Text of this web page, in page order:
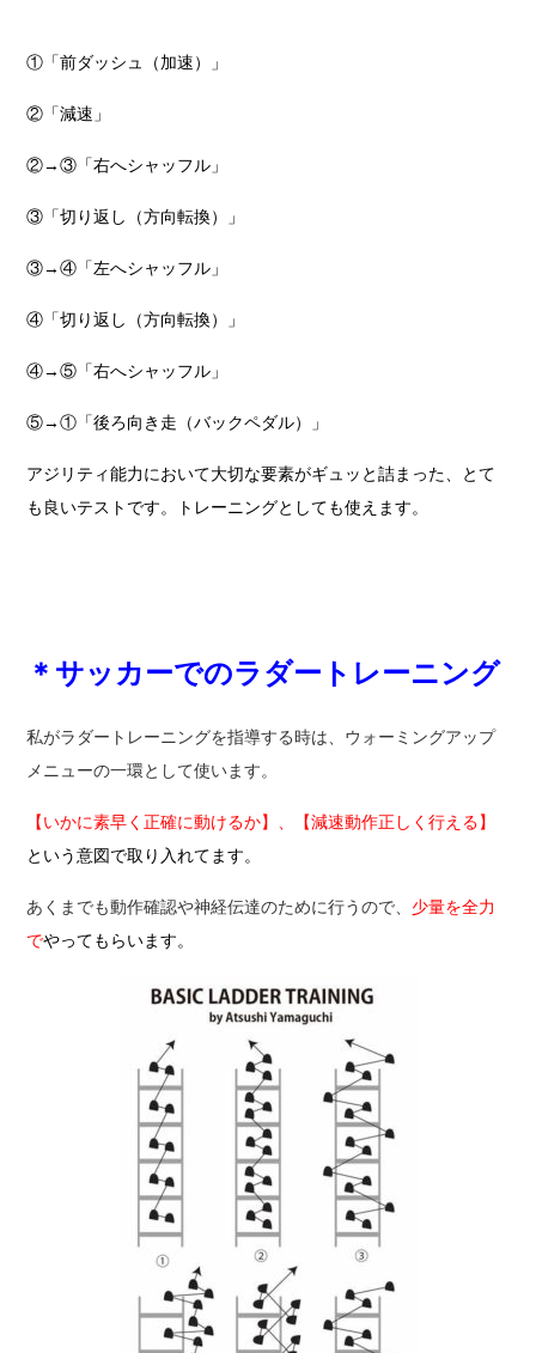
①「前ダッシュ（加速）」
②「減速」
②→③「右へシャッフル」
③「切り返し（方向転換）」
③→④「左へシャッフル」
④「切り返し（方向転換）」
④→⑤「右へシャッフル」
⑤→①「後ろ向き走（バックペダル）」
アジリティ能力において大切な要素がギュッと詰まった、とて
も良いテストです。トレーニングとしても使えます。
＊サッカーでのラダートレーニング
私がラダートレーニングを指導する時は、ウォーミングアップ
メニューの一環として使います。
【いかに素早く正確に動けるか】、【減速動作正しく行える】
という意図で取り入れてます。
あくまでも動作確認や神経伝達のために行うので、 少量を全力
でやってもらいます。